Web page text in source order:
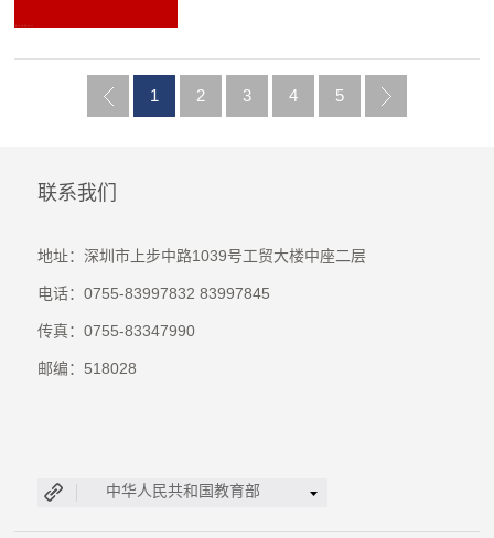
1 2 3 4
5
联系我们
地址：深圳市上步中路1039号工贸大楼中座二层
电话：0755-83997832 83997845
传真：0755-83347990
邮编：518028
中华人民共和国教育部